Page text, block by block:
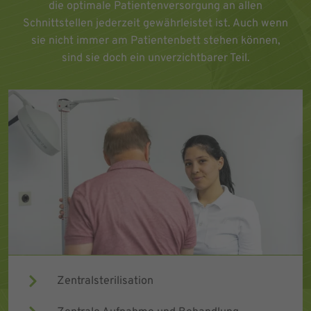
die optimale Patientenversorgung an allen
Schnittstellen jederzeit gewährleistet ist. Auch wenn
sie nicht immer am Patientenbett stehen können,
sind sie doch ein unverzichtbarer Teil.
Zentralsterilisation